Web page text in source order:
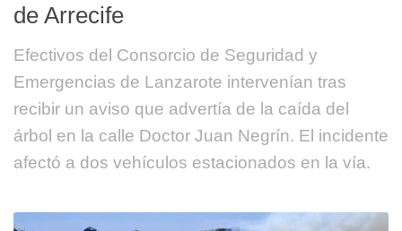
de Arrecife
Efectivos del Consorcio de Seguridad y
Emergencias de Lanzarote intervenían tras
recibir un aviso que advertía de la caída del
árbol en la calle Doctor Juan Negrín. El incidente
afectó a dos vehículos estacionados en la vía.